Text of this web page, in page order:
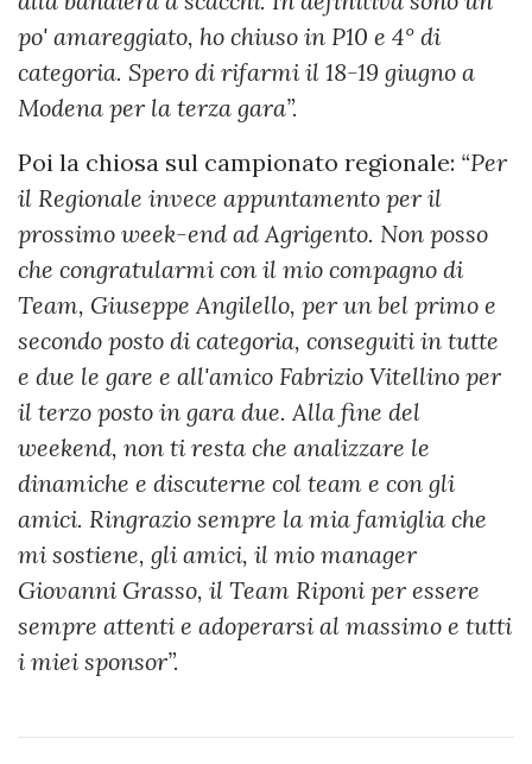
po' amareggiato, ho chiuso in P10 e 4° di
categoria. Spero di rifarmi il 18-19 giugno a
Modena per la terza gara”.
Poi la chiosa sul campionato regionale: “Per
il Regionale invece appuntamento per il
prossimo week-end ad Agrigento. Non posso
che congratularmi con il mio compagno di
Team, Giuseppe Angilello, per un bel primo e
secondo posto di categoria, conseguiti in tutte
e due le gare e all'amico Fabrizio Vitellino per
il terzo posto in gara due. Alla fine del
weekend, non ti resta che analizzare le
dinamiche e discuterne col team e con gli
amici. Ringrazio sempre la mia famiglia che
mi sostiene, gli amici, il mio manager
Giovanni Grasso, il Team Riponi per essere
sempre attenti e adoperarsi al massimo e tutti
i miei sponsor”.